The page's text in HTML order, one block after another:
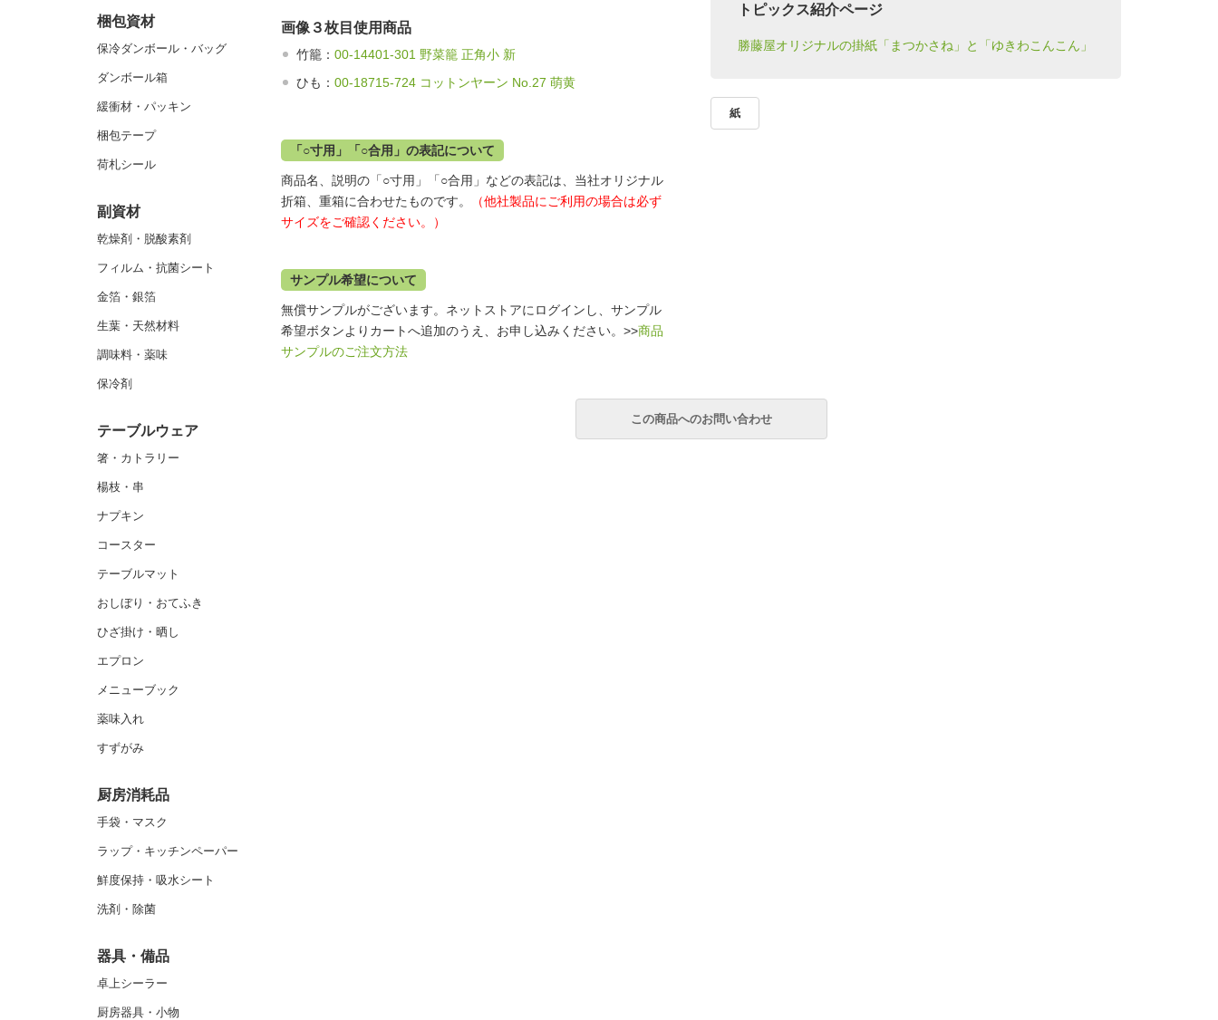
梱包資材
保冷ダンボール・バッグ
ダンボール箱
緩衝材・パッキン
梱包テープ
荷札シール
副資材
乾燥剤・脱酸素剤
フィルム・抗菌シート
金箔・銀箔
生葉・天然材料
調味料・薬味
保冷剤
テーブルウェア
箸・カトラリー
楊枝・串
ナプキン
コースター
テーブルマット
おしぼり・おてふき
ひざ掛け・晒し
エプロン
メニューブック
薬味入れ
すずがみ
厨房消耗品
手袋・マスク
ラップ・キッチンペーパー
鮮度保持・吸水シート
洗剤・除菌
器具・備品
卓上シーラー
厨房器具・小物
画像３枚目使用商品
竹籠：00-14401-301 野菜籠 正角小 新
ひも：00-18715-724 コットンヤーン No.27 萌黄
「○寸用」「○合用」の表記について
商品名、説明の「○寸用」「○合用」などの表記は、当社オリジナル
折箱、重箱に合わせたものです。
（他社製品にご利用の場合は必ず
サイズをご確認ください。）
サンプル希望について
無償サンプルがございます。ネットストアにログインし、サンプル
希望ボタンよりカートへ追加のうえ、お申し込みください。>>商品
サンプルのご注文方法
トピックス紹介ページ
勝藤屋オリジナルの掛紙「まつかさね」と「ゆきわこんこん」
紙